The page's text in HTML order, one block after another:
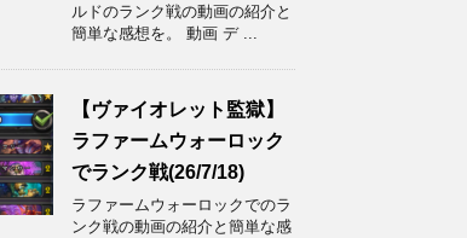
ルドのランク戦の動画の紹介と
簡単な感想を。 動画 デ ...
【ヴァイオレット監獄】
ラファームウォーロック
でランク戦(26/7/18)
ラファームウォーロックでのラ
ンク戦の動画の紹介と簡単な感